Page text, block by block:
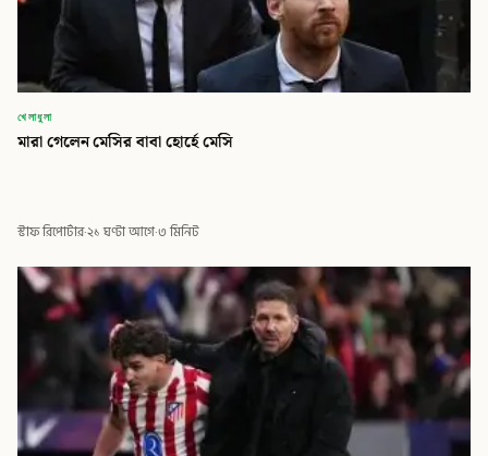
খেলাধুলা
মারা গেলেন মেসির বাবা হোর্হে মেসি
স্টাফ রিপোর্টার·২১ ঘণ্টা আগে·৩ মিনিট